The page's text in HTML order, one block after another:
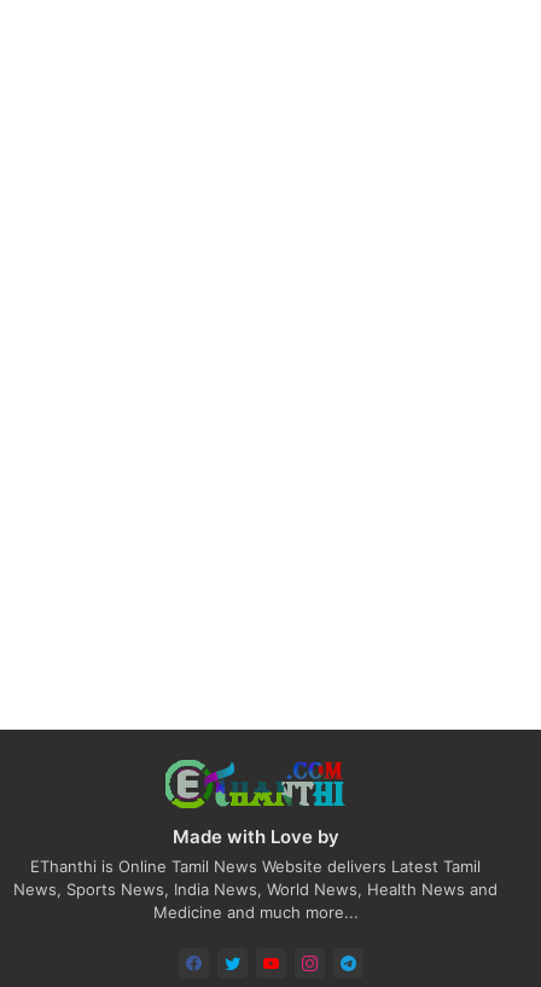
Made with Love by
EThanthi is Online Tamil News Website delivers Latest Tamil
News, Sports News, India News, World News, Health News and
Medicine and much more...